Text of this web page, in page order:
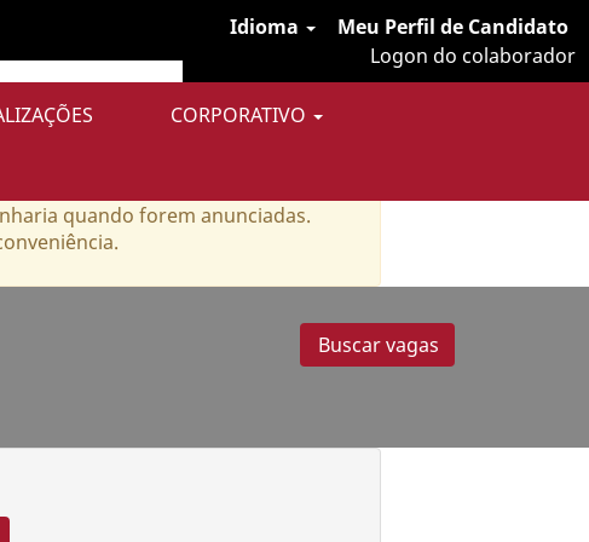
Idioma
Meu Perfil de Candidato
Logon do colaborador
CORPORATIVO
quando forem anunciadas.